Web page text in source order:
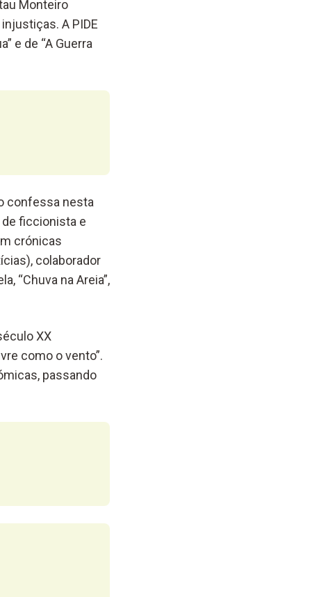
Monteiro
A PIDE
e de “A Guerra
confessa nesta
de ficcionista e
crónicas
colaborador
“Chuva na Areia”,
XX
como o vento”.
passando